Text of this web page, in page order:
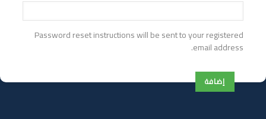
Password reset instructions will be sent to your registered
email address.